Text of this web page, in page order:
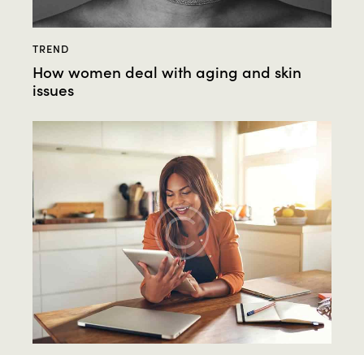
TREND
How women deal with aging and skin
issues